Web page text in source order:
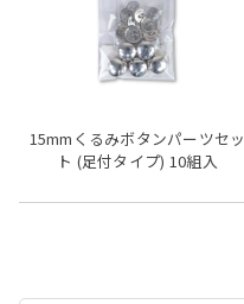
15mmくるみボタンパーツセッ
ト (足付タイプ) 10組入